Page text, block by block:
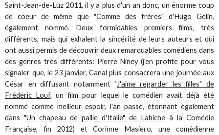
Saint-Jean-de-Luz 2011, il y a plus d'un an donc, un énorme coup
de coeur de même que "Comme des frères" d'Hugo Gélin,
également nommé. Deux formidables premiers films, très
différents, mais qui exhalent la sincérité de leurs auteurs et qui
ont aussi permis de découvrir deux remarquables comédiens dans
des genres très différents: Pierre Niney (j'en profite pour vous
signaler que, le 23 janvier, Canal plus consacrera une journée aux
César en diffusant notamment "J'aime regarder les filles" de
Frédéric Louf, un film pour lequel le comédien avait déjà été
nommé comme meilleur espoir, l'an passé, étonnant également
dans "Un chapeau de paille d'Italie" de Labicheà la Comédie
Française, fin 2012) et Corinne Masiero, une comédienne